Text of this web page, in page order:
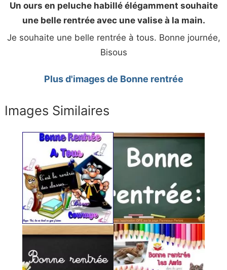
Un ours en peluche habillé élégamment souhaite
une belle rentrée avec une valise à la main.
Je souhaite une belle rentrée à tous. Bonne journée,
Bisous
Plus d'images de Bonne rentrée
Images Similaires